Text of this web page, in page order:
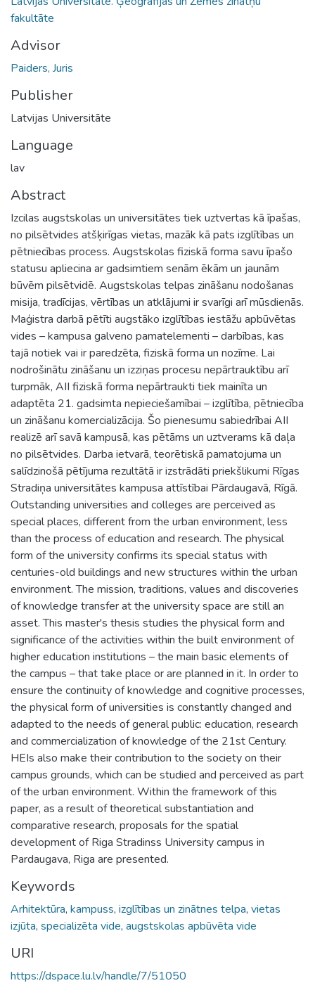
fakultāte
Advisor
Paiders, Juris
Publisher
Latvijas Universitāte
Language
lav
Abstract
Izcilas augstskolas un universitātes tiek uztvertas kā īpašas,
no pilsētvides atšķirīgas vietas, mazāk kā pats izglītības un
pētniecības process. Augstskolas fiziskā forma savu īpašo
statusu apliecina ar gadsimtiem senām ēkām un jaunām
būvēm pilsētvidē. Augstskolas telpas zināšanu nodošanas
misija, tradīcijas, vērtības un atklājumi ir svarīgi arī mūsdienās.
Maģistra darbā pētīti augstāko izglītības iestāžu apbūvētas
vides – kampusa galveno pamatelementi – darbības, kas
tajā notiek vai ir paredzēta, fiziskā forma un nozīme. Lai
nodrošinātu zināšanu un izziņas procesu nepārtrauktību arī
turpmāk, AII fiziskā forma nepārtraukti tiek mainīta un
adaptēta 21. gadsimta nepieciešamībai – izglītība, pētniecība
un zināšanu komercializācija. Šo pienesumu sabiedrībai AII
realizē arī savā kampusā, kas pētāms un uztverams kā daļa
no pilsētvides. Darba ietvarā, teorētiskā pamatojuma un
salīdzinošā pētījuma rezultātā ir izstrādāti priekšlikumi Rīgas
Stradiņa universitātes kampusa attīstībai Pārdaugavā, Rīgā.
Outstanding universities and colleges are perceived as
special places, different from the urban environment, less
than the process of education and research. The physical
form of the university confirms its special status with
centuries-old buildings and new structures within the urban
environment. The mission, traditions, values and discoveries
of knowledge transfer at the university space are still an
asset. This master's thesis studies the physical form and
significance of the activities within the built environment of
higher education institutions – the main basic elements of
the campus – that take place or are planned in it. In order to
ensure the continuity of knowledge and cognitive processes,
the physical form of universities is constantly changed and
adapted to the needs of general public: education, research
and commercialization of knowledge of the 21st Century.
HEIs also make their contribution to the society on their
campus grounds, which can be studied and perceived as part
of the urban environment. Within the framework of this
paper, as a result of theoretical substantiation and
comparative research, proposals for the spatial
development of Riga Stradinss University campus in
Pardaugava, Riga are presented.
Keywords
Arhitektūra, kampuss, izglītības un zinātnes telpa, vietas
izjūta, specializēta vide, augstskolas apbūvēta vide
URI
https://dspace.lu.lv/handle/7/51050